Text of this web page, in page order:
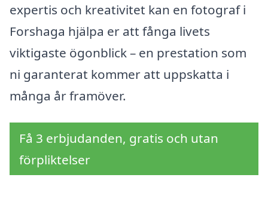
expertis och kreativitet kan en fotograf i
Forshaga hjälpa er att fånga livets
viktigaste ögonblick – en prestation som
ni garanterat kommer att uppskatta i
många år framöver.
Få 3 erbjudanden, gratis och utan
förpliktelser